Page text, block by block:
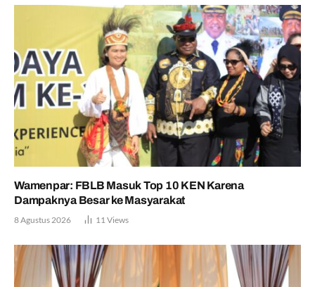
Wamenpar: FBLB Masuk Top 10 KEN Karena
Dampaknya Besar ke Masyarakat
8 Agustus 2026 11 Views